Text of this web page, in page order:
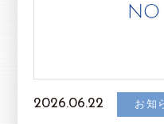
2026.06.22 お知